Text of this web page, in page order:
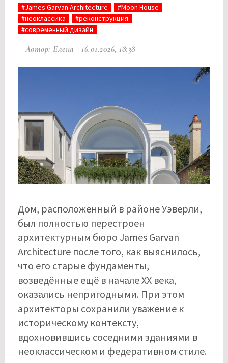
#James Garvan Architecture
#Moon House
#неоклассика
#реконструкция
#современный дизайн
Автор: Елена 16.01.2026, 18:38
Дом, расположенный в районе Уэверли,
был полностью перестроен
архитектурным бюро James Garvan
Architecture после того, как выяснилось,
что его старые фундаменты,
возведённые ещё в начале XX века,
оказались непригодными. При этом
архитекторы сохранили уважение к
историческому контексту,
вдохновившись соседними зданиями в
неоклассическом и федеративном стиле.